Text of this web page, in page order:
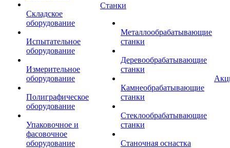
Складское
оборудование
Испытательное
оборудование
Измерительное
оборудование
Полиграфическое
оборудование
Упаковочное и
фасовочное
оборудование
Станки
Металлообрабатывающие
станки
Деревообрабатывающие
станки
Камнеобрабатывающие
станки
Стеклообрабатывающие
станки
Станочная оснастка